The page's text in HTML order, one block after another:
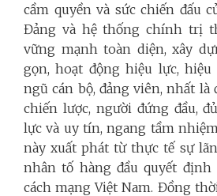
cầm quyền và sức chiến đấu
Đảng và hệ thống chính trị
vững mạnh toàn diện, xây
gọn, hoạt động hiệu lực, hiệu
ngũ cán bộ, đảng viên, nhất là
chiến lược, người đứng đầu,
lực và uy tín, ngang tầm
này xuất phát từ thực tế sự
nhân tố hàng đầu quyết
cách mạng Việt Nam. Đồng